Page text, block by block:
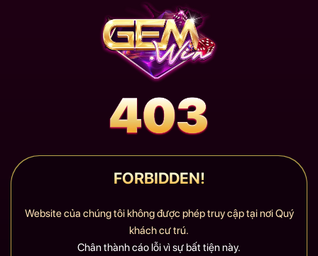
FORBIDDEN!
Website của chúng tôi không được phép truy cập tại nơi Quý
khách cư trú.
Chân thành cáo lỗi vì sự bất tiện này.